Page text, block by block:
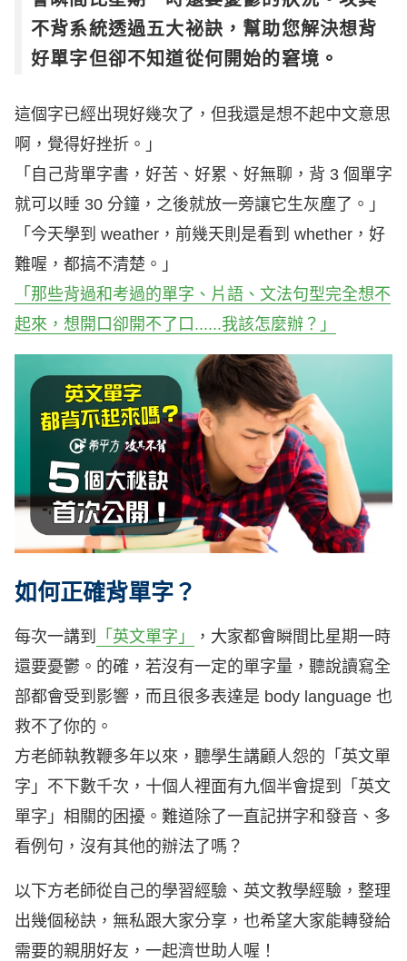
不背系統透過五大祕訣，幫助您解決想背
好單字但卻不知道從何開始的窘境。
這個字已經出現好幾次了，但我還是想不起中文意思
啊，覺得好挫折。」
「自己背單字書，好苦、好累、好無聊，背 3 個單字
就可以睡 30 分鐘，之後就放一旁讓它生灰塵了。」
「今天學到 weather，前幾天則是看到 whether，好
難喔，都搞不清楚。」
「那些背過和考過的單字、片語、文法句型完全想不
起來，想開口卻開不了口......我該怎麼辦？」
如何正確背單字？
每次一講到 「英文單字」
，大家都會瞬間比星期一時
還要憂鬱。的確，若沒有一定的單字量，聽說讀寫全
部都會受到影響，而且很多表達是 body language 也
救不了你的。
方老師執教鞭多年以來，聽學生講顧人怨的「英文單
字」不下數千次，十個人裡面有九個半會提到「英文
單字」相關的困擾。難道除了一直記拼字和發音、多
看例句，沒有其他的辦法了嗎？
以下方老師從自己的學習經驗、英文教學經驗，整理
出幾個秘訣，無私跟大家分享，也希望大家能轉發給
需要的親朋好友，一起濟世助人喔！